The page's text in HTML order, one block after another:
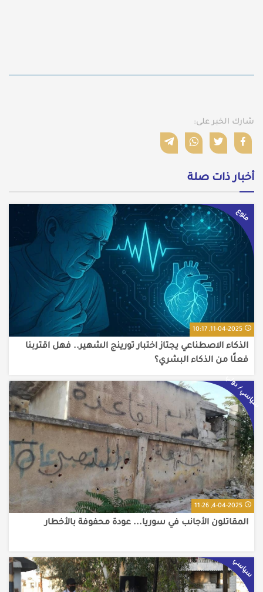
شارك الخبر على:
أخبار ذات صلة
منوع
11-04-2025, 10:17
الذكاء الاصطناعي يجتاز اختبار تورينج الشهير.. فهل اقتربنا
فعلًا من الذكاء البشري؟
سياسي / دولي
4-04-2025, 11:26
المقاتلون الأجانب في سوريا... عودة محفوفة بالأخطار
سياسي